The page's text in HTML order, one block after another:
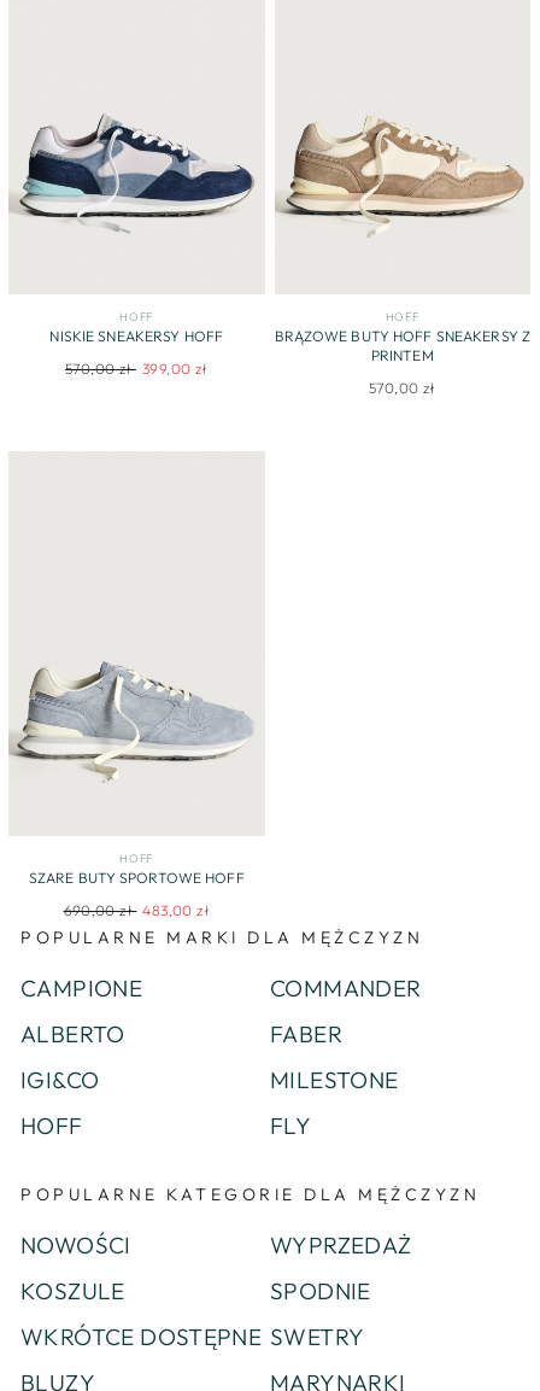
HOFF
NISKIE SNEAKERSY HOFF
Regular
570,00 zł Sale
399,00 zł
HOFF
BRĄZOWE BUTY HOFF SNEAKERSY Z
PRINTEM
570,00 zł
HOFF
SZARE BUTY SPORTOWE HOFF
Regular
price
690,00 zł Sale
price
483,00 zł
POPULARNE MARKI DLA MĘŻCZYZN
CAMPIONE
COMMANDER
ALBERTO
FABER
IGI&CO
MILESTONE
HOFF
FLY
POPULARNE KATEGORIE DLA MĘŻCZYZN
NOWOŚCI
WYPRZEDAŻ
KOSZULE
SPODNIE
WKRÓTCE DOSTĘPNE SWETRY
BLUZY
MARYNARKI